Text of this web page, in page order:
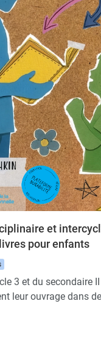
et
pour enfants
3 et du secondaire
leur ouvrage dans